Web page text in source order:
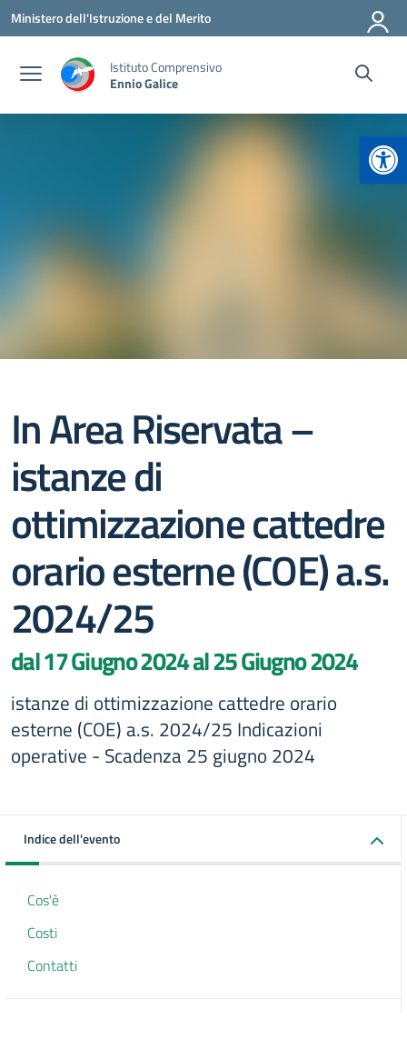
Vai ai contenuti
Vai al menu di navigazione
Vai al footer
Ministero dell'Istruzione e del Merito
Istituto Comprensivo
Ennio Galice
In Area Riservata –
istanze di
ottimizzazione cattedre
orario esterne (COE) a.s.
2024/25
dal 17 Giugno 2024 al 25 Giugno 2024
istanze di ottimizzazione cattedre orario
esterne (COE) a.s. 2024/25 Indicazioni
operative - Scadenza 25 giugno 2024
Indice dell'evento
Cos'è
Costi
Contatti